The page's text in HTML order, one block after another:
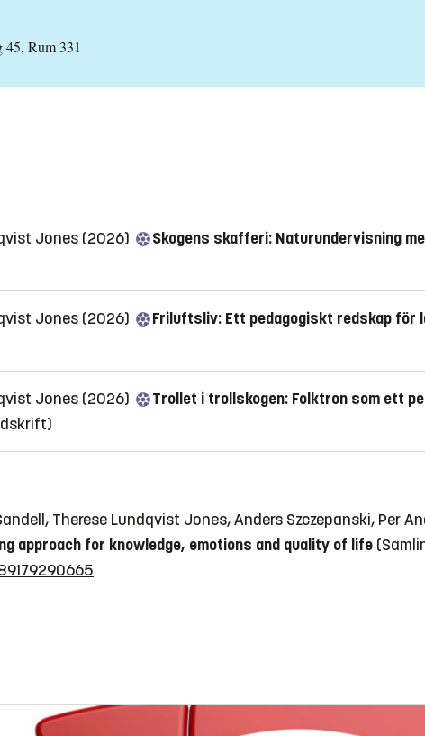
45, Rum 331
Jones (2026) Skogens skafferi: Naturundervisning
Jones (2026) Friluftsliv: Ett pedagogiskt redskap för
Jones (2026) Trollet i trollskogen: Folktron som ett
Therese Lundqvist Jones, Anders Szczepanski, Per
approach for knowledge, emotions and quality of life